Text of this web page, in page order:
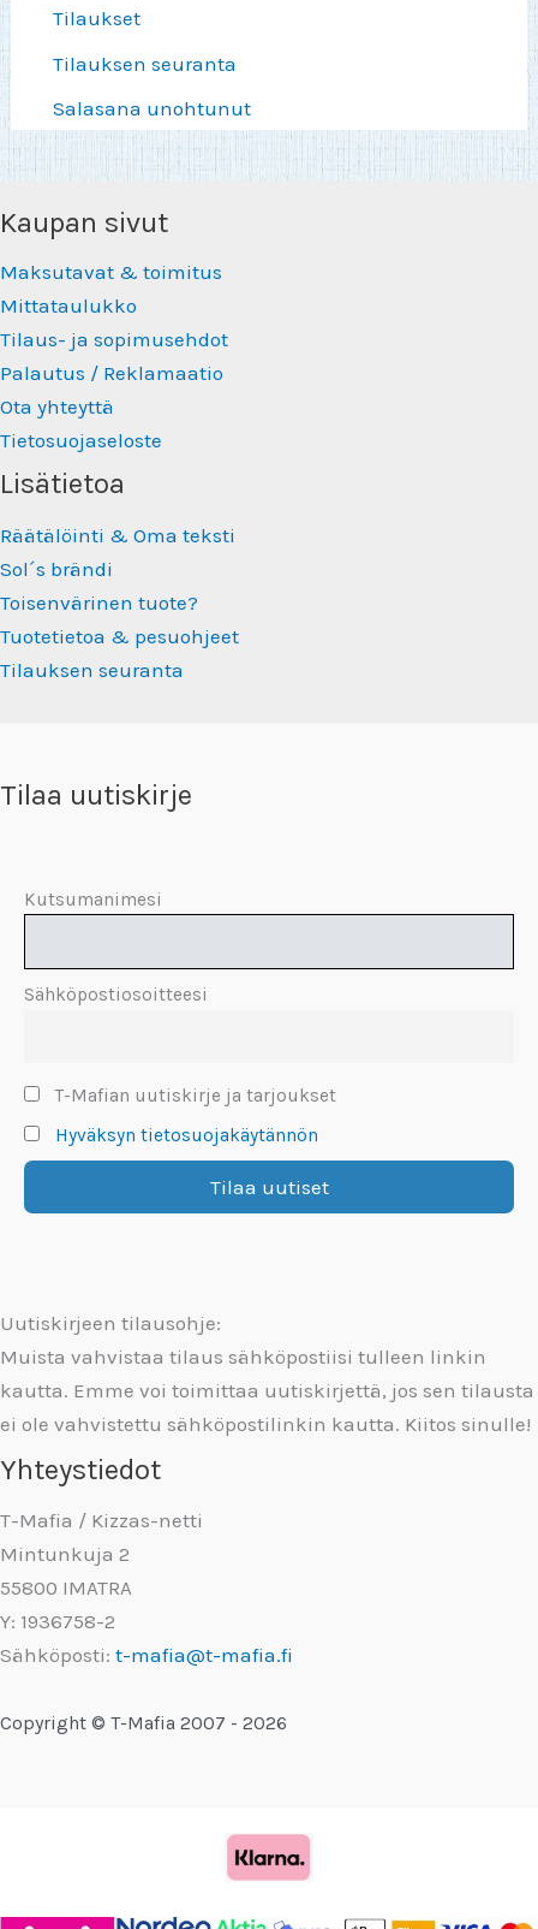
Tilaukset
Tilauksen seuranta
Salasana unohtunut
Kaupan sivut
Maksutavat & toimitus
Mittataulukko
Tilaus- ja sopimusehdot
Palautus / Reklamaatio
Ota yhteyttä
Tietosuojaseloste
Lisätietoa
Räätälöinti & Oma teksti
Sol´s brändi
Toisenvärinen tuote?
Tuotetietoa & pesuohjeet
Tilauksen seuranta
Tilaa uutiskirje
Kutsumanimesi
Sähköpostiosoitteesi
T-Mafian uutiskirje ja tarjoukset
Hyväksyn tietosuojakäytännön
Uutiskirjeen tilausohje:
Muista vahvistaa tilaus sähköpostiisi tulleen linkin
kautta. Emme voi toimittaa uutiskirjettä, jos sen tilausta
ei ole vahvistettu sähköpostilinkin kautta. Kiitos sinulle!
Yhteystiedot
T-Mafia / Kizzas-netti
Mintunkuja 2
55800 IMATRA
Y: 1936758-2
Sähköposti: t-mafia@t-mafia.fi
Copyright © T-Mafia 2007 - 2026